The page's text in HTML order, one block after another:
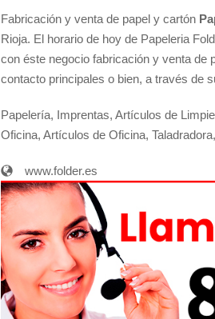
Fabricación y venta de papel y cartón
Rioja. El horario de hoy de Papeleria
con éste negocio fabricación y venta de
contacto principales o bien, a través de
Papelería, Imprentas, Artículos de
Oficina, Artículos de Oficina,
www.folder.es